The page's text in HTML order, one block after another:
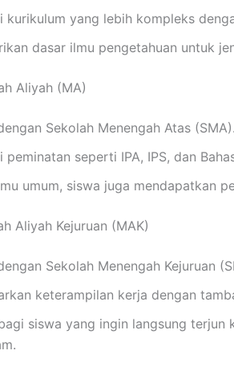
kurikulum yang lebih kompleks
dasar ilmu pengetahuan untuk
Aliyah (MA)
Sekolah Menengah Atas (SMA).
peminatan seperti IPA, IPS, dan
umum, siswa juga mendapatkan
Aliyah Kejuruan (MAK)
Sekolah Menengah Kejuruan
keterampilan kerja dengan
siswa yang ingin langsung